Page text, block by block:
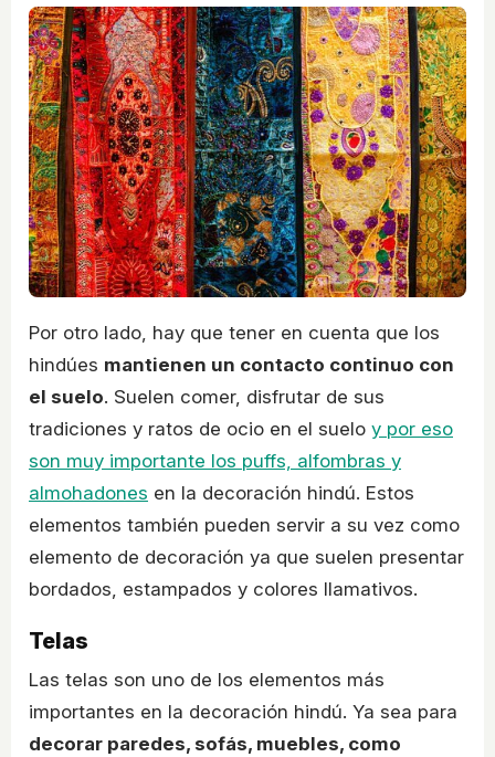
Por otro lado, hay que tener en cuenta que los
hindúes mantienen un contacto continuo con
el suelo. Suelen comer, disfrutar de sus
tradiciones y ratos de ocio en el suelo y por eso
son muy importante los puffs, alfombras y
almohadones en la decoración hindú. Estos
elementos también pueden servir a su vez como
elemento de decoración ya que suelen presentar
bordados, estampados y colores llamativos.
Telas
Las telas son uno de los elementos más
importantes en la decoración hindú. Ya sea para
decorar paredes, sofás, muebles, como